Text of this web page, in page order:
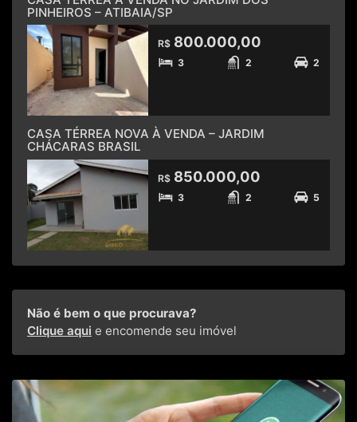
PINHEIROS – ATIBAIA/SP
R$ 800.000,00
3 2 2
CASA TÉRREA NOVA À VENDA – JARDIM
CHÁCARAS BRASIL
R$ 850.000,00
3 2 5
Não é bem o que procurava?
Clique aqui e encomende seu imóvel